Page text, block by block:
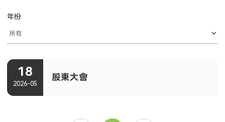
年份
18
2026-05
股東大會